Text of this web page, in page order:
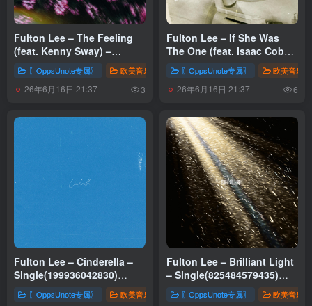
Fulton Lee – The Feeling
(feat. Kenny Sway) –
Single(825700941558)
【16bit／48.0kHz】土耳其区
〖OppsUnote专属〗 欧美音乐
26年6月16日 21:37 3
Fulton Lee – If She Was
The One (feat. Isaac Cobb)
– Single(825204201585)
【16bit／48.0kHz】土耳其区
〖OppsUnote专属〗 欧美音乐
26年6月16日 21:37 6
Fulton Lee – Cinderella –
Single(199936042830)
【16bit／48.0kHz】土耳其区
〖OppsUnote专属〗 欧美音乐
Fulton Lee – Brilliant Light
– Single(825484579435)
【16bit／48.0kHz】土耳其区
〖OppsUnote专属〗 欧美音乐